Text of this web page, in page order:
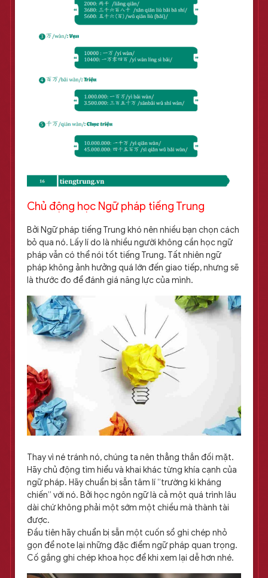
Chủ động học Ngữ pháp tiếng Trung
Bởi Ngữ pháp tiếng Trung khó nên nhiều bạn chọn cách
bỏ qua nó. Lấy lí do là nhiều người không cần học ngữ
pháp vẫn có thể nói tốt tiếng Trung. Tất nhiên ngữ
pháp không ảnh hưởng quá lớn đến giao tiếp, nhưng sẽ
là thước đo để đánh giá năng lực của mình.
Thay vì né tránh nó, chúng ta nên thẳng thắn đối mặt.
Hãy chủ động tìm hiểu và khai khác từng khía cạnh của
ngữ pháp. Hãy chuẩn bị sẵn tâm lí “trường kì kháng
chiến” với nó. Bởi học ngôn ngữ là cả một quá trình lâu
dài chứ không phải một sớm một chiều mà thành tài
được.
Đầu tiên hãy chuẩn bị sẵn một cuốn sổ ghi chép nhỏ
gọn để note lại những đặc điểm ngữ pháp quan trọng.
Cố gắng ghi chép khoa học để khi xem lại dễ hơn nhé.